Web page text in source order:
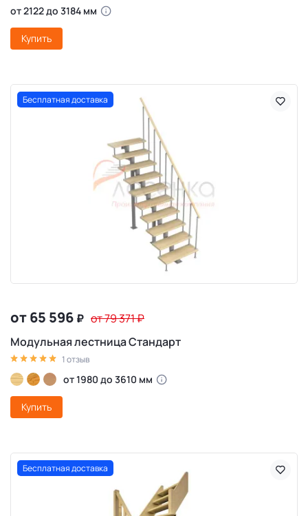
от 2122 до 3184 мм
Купить
Бесплатная доставка
от 65 596 ₽ от 79 371₽
Модульная лестница Стандарт
1 отзыв
от 1980 до 3610 мм
Купить
Бесплатная доставка